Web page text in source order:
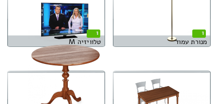
1
מנורת עמוד
1
טלוויזיה M